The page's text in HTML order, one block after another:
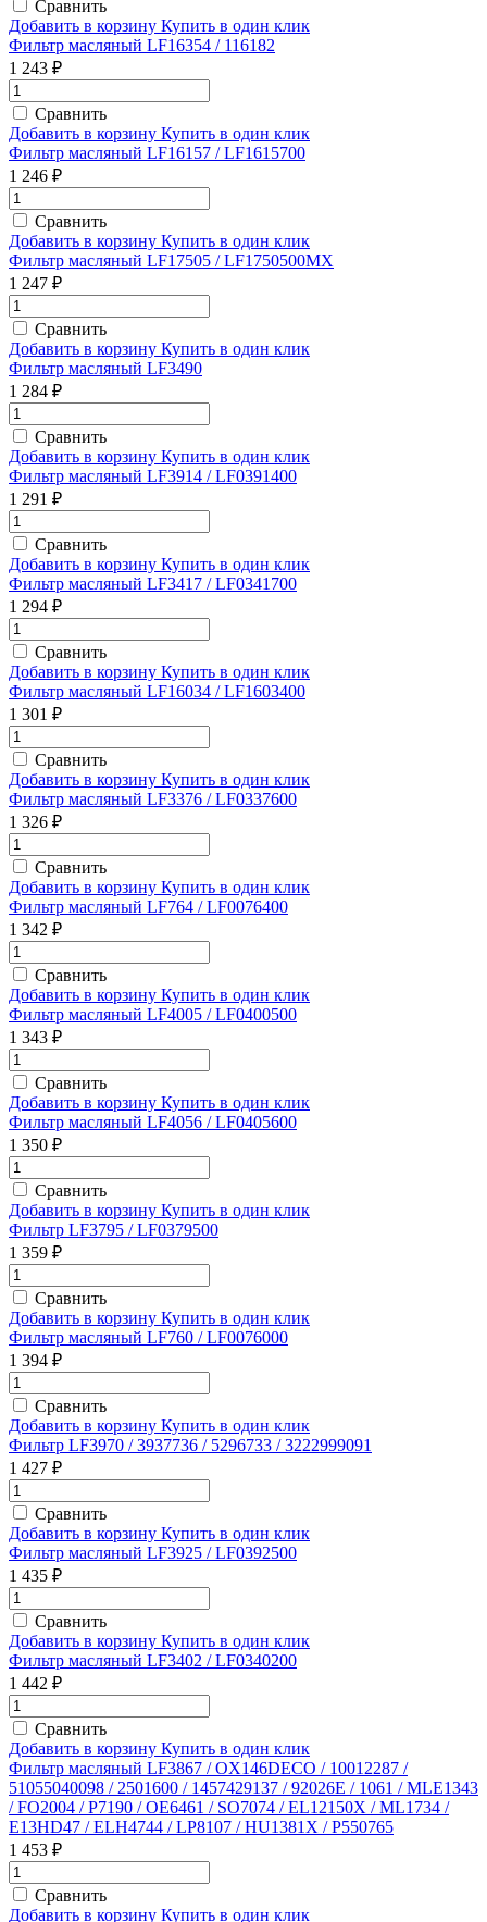
Сравнить
Добавить в корзину Купить в один клик
Фильтр масляный LF16354 / 116182
1 243 ₽
Сравнить
Добавить в корзину Купить в один клик
Фильтр масляный LF16157 / LF1615700
1 246 ₽
Сравнить
Добавить в корзину Купить в один клик
Фильтр масляный LF17505 / LF1750500MX
1 247 ₽
Сравнить
Добавить в корзину Купить в один клик
Фильтр масляный LF3490
1 284 ₽
Сравнить
Добавить в корзину Купить в один клик
Фильтр масляный LF3914 / LF0391400
1 291 ₽
Сравнить
Добавить в корзину Купить в один клик
Фильтр масляный LF3417 / LF0341700
1 294 ₽
Сравнить
Добавить в корзину Купить в один клик
Фильтр масляный LF16034 / LF1603400
1 301 ₽
Сравнить
Добавить в корзину Купить в один клик
Фильтр масляный LF3376 / LF0337600
1 326 ₽
Сравнить
Добавить в корзину Купить в один клик
Фильтр масляный LF764 / LF0076400
1 342 ₽
Сравнить
Добавить в корзину Купить в один клик
Фильтр масляный LF4005 / LF0400500
1 343 ₽
Сравнить
Добавить в корзину Купить в один клик
Фильтр масляный LF4056 / LF0405600
1 350 ₽
Сравнить
Добавить в корзину Купить в один клик
Фильтр LF3795 / LF0379500
1 359 ₽
Сравнить
Добавить в корзину Купить в один клик
Фильтр масляный LF760 / LF0076000
1 394 ₽
Сравнить
Добавить в корзину Купить в один клик
Фильтр LF3970 / 3937736 / 5296733 / 3222999091
1 427 ₽
Сравнить
Добавить в корзину Купить в один клик
Фильтр масляный LF3925 / LF0392500
1 435 ₽
Сравнить
Добавить в корзину Купить в один клик
Фильтр масляный LF3402 / LF0340200
1 442 ₽
Сравнить
Добавить в корзину Купить в один клик
Фильтр масляный LF3867 / OX146DECO / 10012287 /
51055040098 / 2501600 / 1457429137 / 92026E / 1061 / MLE1343
/ FO2004 / P7190 / OE6461 / SO7074 / EL12150X / ML1734 /
E13HD47 / ELH4744 / LP8107 / HU1381X / P550765
1 453 ₽
Сравнить
Добавить в корзину Купить в один клик